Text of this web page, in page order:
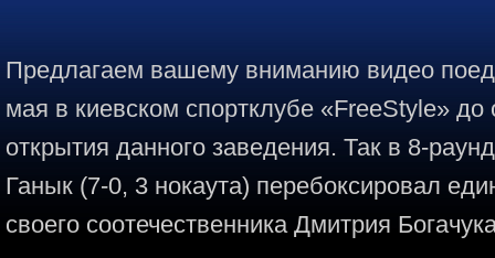
Предлагаем вашему вниманию видео
мая в киевском спортклубе «FreeStyle»
открытия данного заведения. Так в 8-
Ганык (7-0, 3 нокаута) перебоксировал
своего соотечественника Дмитрия